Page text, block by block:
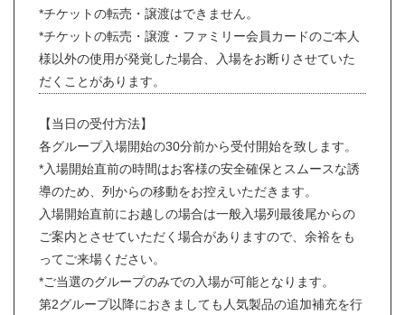
*チケットの転売・譲渡はできません。
*チケットの転売・譲渡・ファミリー会員カードのご本人
様以外の使用が発覚した場合、入場をお断りさせていた
だくことがあります。
【当日の受付方法】
各グループ入場開始の30分前から受付開始を致します。
*入場開始直前の時間はお客様の安全確保とスムースな誘
導のため、列からの移動をお控えいただきます。
入場開始直前にお越しの場合は一般入場列最後尾からの
ご案内とさせていただく場合がありますので、余裕をも
ってご来場ください。
*ご当選のグループのみでの入場が可能となります。
第2グループ以降におきましても人気製品の追加補充を行